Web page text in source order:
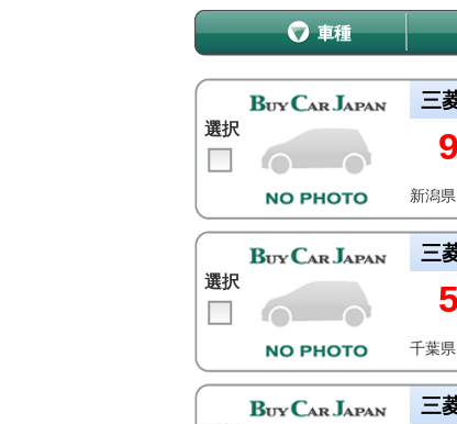
選択
三
新潟
選択
三
千葉
三